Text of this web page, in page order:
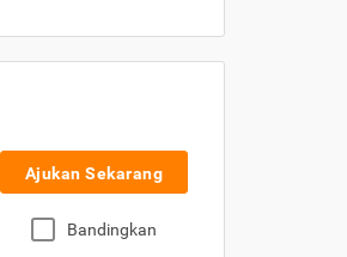
Ajukan Sekarang
Bandingkan